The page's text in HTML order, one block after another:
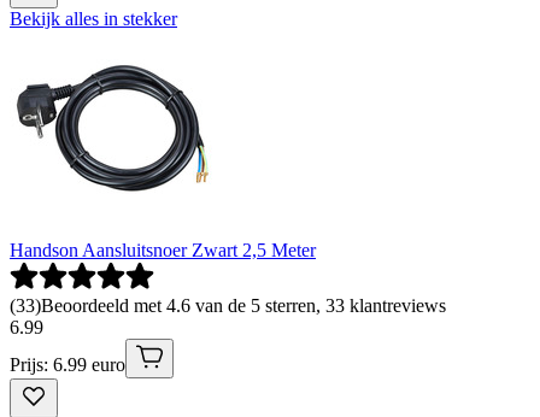
Bekijk alles in stekker
Handson Aansluitsnoer Zwart 2,5 Meter
(33)Beoordeeld met 4.6 van de 5 sterren, 33 klantreviews
6.99
Prijs: 6.99 euro